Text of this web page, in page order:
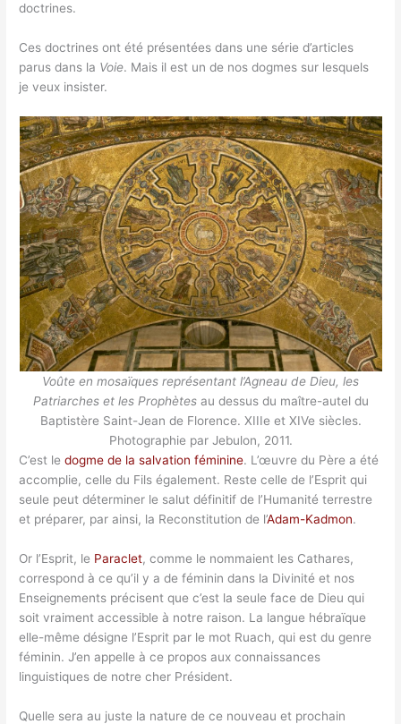
doctrines.
Ces doctrines ont été présentées dans une série d’articles
parus dans la Voie. Mais il est un de nos dogmes sur lesquels
je veux insister.
Voûte en mosaïques représentant l’Agneau de Dieu, les
Patriarches et les Prophètesau dessus du maître-autel du
Baptistère Saint-Jean de Florence. XIIIe et XIVe siècles.
Photographie par Jebulon, 2011.
C’est ledogme de la salvation féminine. L’œuvre du Père a été
accomplie, celle du Fils également. Reste celle de l’Esprit qui
seule peut déterminer le salut définitif de l’Humanité terrestre
et préparer, par ainsi, la Reconstitution de l’Adam-Kadmon.
Or l’Esprit, le Paraclet, comme le nommaient les Cathares,
correspond à ce qu’il y a de féminin dans la Divinité et nos
Enseignements précisent que c’est la seule face de Dieu qui
soit vraiment accessible à notre raison. La langue hébraïque
elle-même désigne l’Esprit par le mot Ruach, qui est du genre
féminin. J’en appelle à ce propos aux connaissances
linguistiques de notre cher Président.
Quelle sera au juste la nature de ce nouveau et prochain